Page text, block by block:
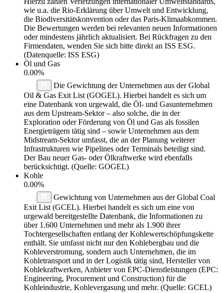
wie u.a. die Rio-Erklärung über Umwelt und Entwicklung,
die Biodiversitätskonvention oder das Paris-Klimaabkommen.
Die Bewertungen werden bei relevanten neuen Informationen
oder mindestens jährlich aktualisiert. Bei Rückfragen zu den
Firmendaten, wenden Sie sich bitte direkt an ISS ESG.
(Datenquelle: ISS ESG)
Öl und Gas
0.00%
Die Gewichtung der Unternehmen aus der Global
Oil & Gas Exit List (GOGEL). Hierbei handelt es sich um
eine Datenbank von urgewald, die Öl- und Gasunternehmen
aus dem Upstream-Sektor – also solche, die in der
Exploration oder Förderung von Öl und Gas als fossilen
Energieträgern tätig sind – sowie Unternehmen aus dem
Midstream-Sektor umfasst, die an der Planung weiterer
Infrastrukturen wie Pipelines oder Terminals beteiligt sind.
Der Bau neuer Gas- oder Ölkraftwerke wird ebenfalls
berücksichtigt. (Quelle: GOGEL)
Kohle
0.00%
Gewichtung von Unternehmen aus der Global Coal
Exit List (GCEL). Hierbei handelt es sich um eine von
urgewald bereitgestellte Datenbank, die Informationen zu
über 1.600 Unternehmen und mehr als 1.900 ihrer
Tochtergesellschaften entlang der Kohlewertschöpfungskette
enthält. Sie umfasst nicht nur den Kohlebergbau und die
Kohleverstromung, sondern auch Unternehmen, die im
Kohletransport und in der Logistik tätig sind, Hersteller von
Kohlekraftwerken, Anbieter von EPC-Dienstleistungen (EPC:
Engineering, Procurement und Construction) für die
Kohleindustrie, Kohlevergasung und mehr. (Quelle: GCEL)